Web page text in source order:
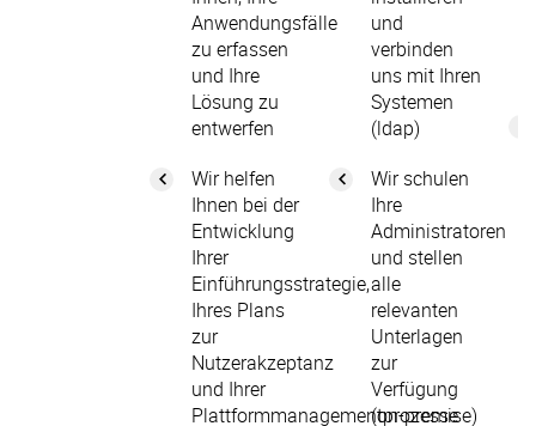
Anwendungsfälle
zu erfassen
und Ihre
Lösung zu
entwerfen
Wir helfen
Ihnen bei der
Entwicklung
Ihrer
Einführungsstrategie,
Ihres Plans
zur
Nutzerakzeptanz
und Ihrer
Plattformmanagementprozesse
und
verbinden
uns mit Ihren
Systemen
(ldap)
Wir schulen
Ihre
Administratoren
und stellen
alle
relevanten
Unterlagen
zur
Verfügung
(on-premise)